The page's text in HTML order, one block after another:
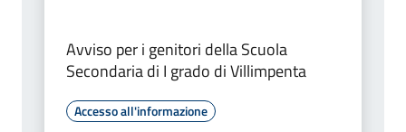
Avviso per i genitori della Scuola
Secondaria di I grado di Villimpenta
Accesso all'informazione